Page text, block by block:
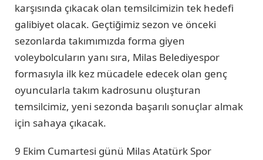
karşısında çıkacak olan temsilcimizin tek hedefi
galibiyet olacak. Geçtiğimiz sezon ve önceki
sezonlarda takımımızda forma giyen
voleybolcuların yanı sıra, Milas Belediyespor
formasıyla ilk kez mücadele edecek olan genç
oyuncularla takım kadrosunu oluşturan
temsilcimiz, yeni sezonda başarılı sonuçlar almak
için sahaya çıkacak.
9 Ekim Cumartesi günü Milas Atatürk Spor